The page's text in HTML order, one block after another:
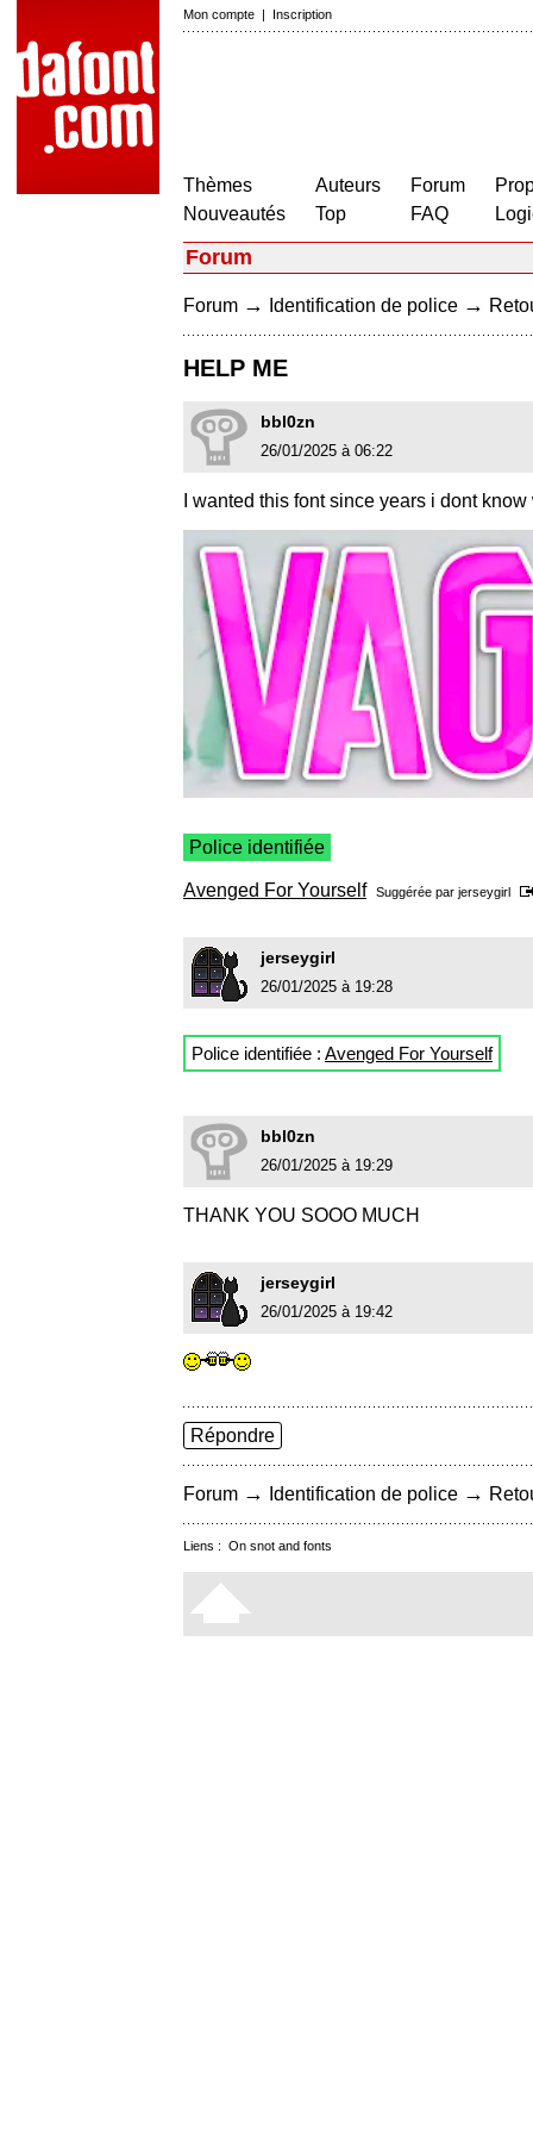
Mon compte | Inscription
Thèmes
Nouveautés
Auteurs
Top
Forum
FAQ
Forum
Forum → Identification de police →
HELP ME
bbl0zn
26/01/2025 à 06:22
I wanted this font since years i dont
Police identifiée
Avenged For Yourself Suggérée par jerseygirl
jerseygirl
26/01/2025 à 19:28
Police identifiée : Avenged For Yourself
bbl0zn
26/01/2025 à 19:29
THANK YOU SOOO MUCH
jerseygirl
26/01/2025 à 19:42
Répondre
Forum → Identification de police →
Liens : On snot and fonts